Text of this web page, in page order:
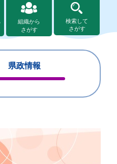
組織から
さがす
検索して
さがす
県政情報